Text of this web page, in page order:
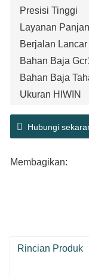
Presisi Tinggi
Layanan
Berjalan Lancar
Bahan Baja
Bahan Baja
Ukuran HIWIN
Hubungi
Membagikan:
Rincian Produk